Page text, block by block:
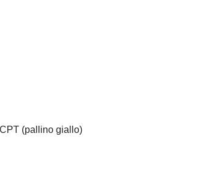
(pallino giallo)